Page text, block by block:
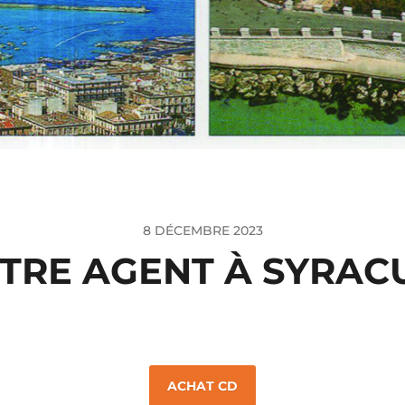
8 DÉCEMBRE 2023
AGENT À
ACHAT CD